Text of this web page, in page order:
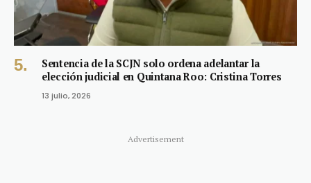
Sentencia de la SCJN solo ordena adelantar la
elección judicial en Quintana Roo: Cristina Torres
13 julio, 2026
Advertisement